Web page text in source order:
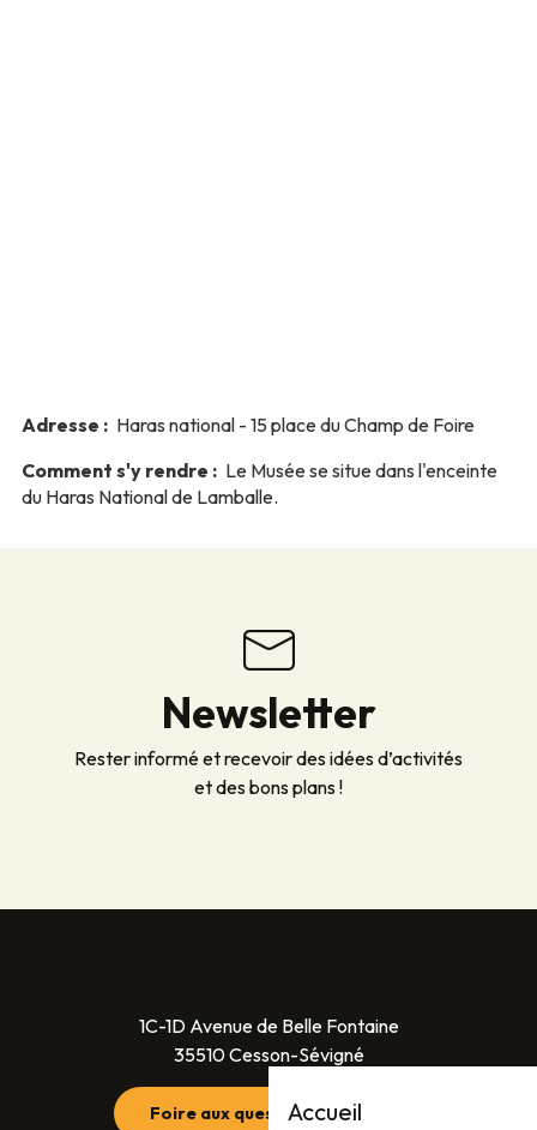
Accueil
Newsletter
Rester informé et recevoir des idées d’activités
et des bons plans !
1C-1D Avenue de Belle Fontaine
35510 Cesson-Sévigné
Foire aux questions (FAQ)